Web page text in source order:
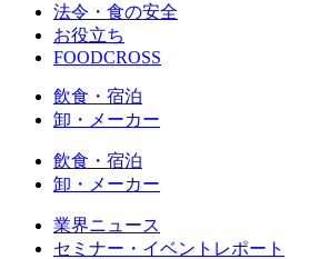
法令・食の安全
お役立ち
FOODCROSS
飲食・宿泊
卸・メーカー
飲食・宿泊
卸・メーカー
業界ニュース
セミナー・イベントレポート